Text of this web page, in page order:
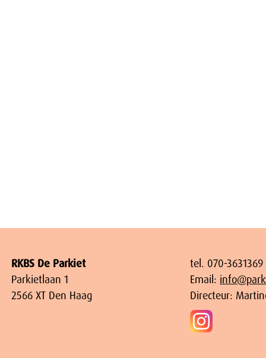
RKBS De Parkiet
Parkietlaan 1
2566 XT Den Haag
tel. 070-3631369
Email:
Directeur: